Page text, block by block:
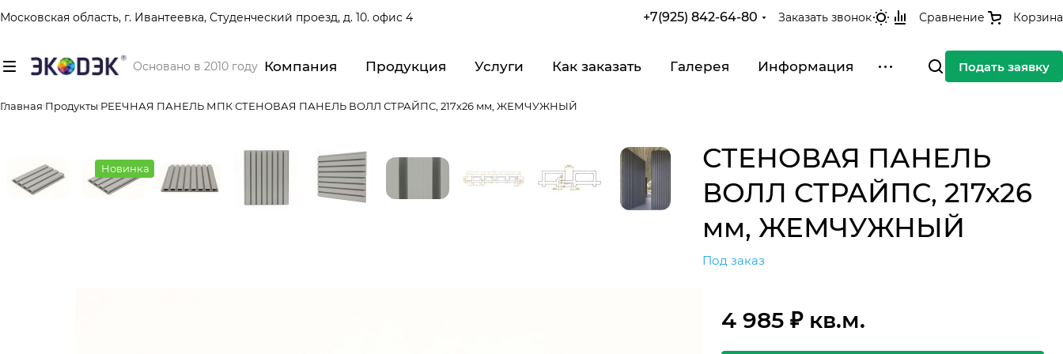
Московская область, г. Ивантеевка, Студенческий проезд, д. 10. офис 4 +7(925) 842-64-80 Заказать звонок Сравнение Корзина
Основано в 2010 году Компания Продукция Услуги Как заказать Галерея Информация Подать заявку
Главная Продукты РЕЕЧНАЯ ПАНЕЛЬ МПКСТЕНОВАЯ ПАНЕЛЬ ВОЛЛ СТРАЙПС, 217х26 мм, ЖЕМЧУЖНЫЙ
Новинка
СТЕНОВАЯ ПАНЕЛЬ
ВОЛЛ СТРАЙПС, 217х26
мм, ЖЕМЧУЖНЫЙ
Под заказ
4 985 ₽ кв.м.